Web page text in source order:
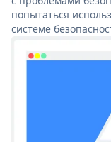
попытаться
системе